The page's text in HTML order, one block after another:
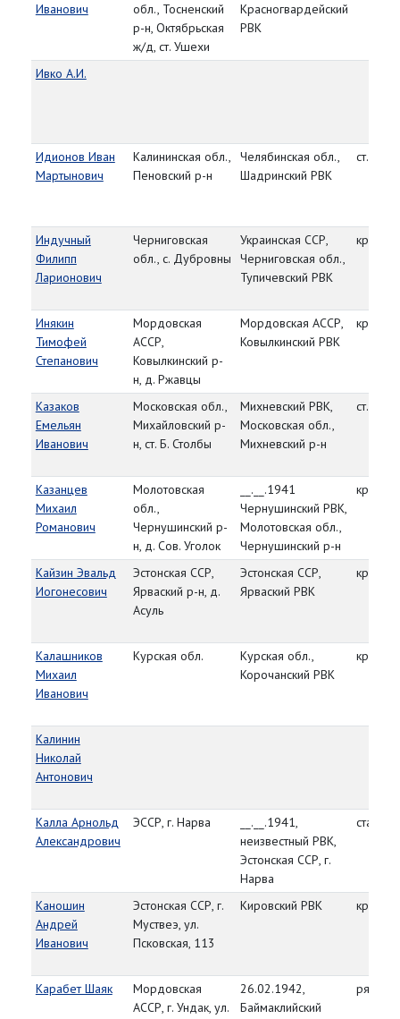
Иванович
обл., Тосненский
р-н, Октябрьская
ж/д, ст. Ушехи
Красногвардейский
РВК
Ивко А.И.
Идионов Иван
Мартынович
Калининская обл.,
Пеновский р-н
Челябинская обл.,
Шадринский РВК
ст.
Индучный
Филипп
Ларионович
Черниговская
обл., с. Дубровны
Украинская ССР,
Черниговская обл.,
Тупичевский РВК
Инякин
Тимофей
Степанович
Мордовская
АССР,
Ковылкинский р-
н, д. Ржавцы
Мордовская АССР,
Ковылкинский РВК
Казаков
Емельян
Иванович
Московская обл.,
Михайловский р-
н, ст. Б. Столбы
Михневский РВК,
Московская обл.,
Михневский р-н
ст.
Казанцев
Михаил
Романович
Молотовская
обл.,
Чернушинский р-
н, д. Сов. Уголок
__.__.1941
Чернушинский РВК,
Молотовская обл.,
Чернушинский р-н
Кайзин Эвальд
Иогонесович
Эстонская ССР,
Ярваский р-н, д.
Асуль
Эстонская ССР,
Ярваский РВК
Калашников
Михаил
Иванович
Курская обл.
Курская обл.,
Корочанский РВК
Калинин
Николай
Антонович
Калла Арнольд
Александрович
ЭССР, г. Нарва
__.__.1941,
неизвестный РВК,
Эстонская ССР, г.
Нарва
Каношин
Андрей
Иванович
Эстонская ССР, г.
Муствеэ, ул.
Псковская, 113
Кировский РВК
Карабет Шаяк
Мордовская
АССР, г. Ундак, ул.
26.02.1942,
Баймаклийский